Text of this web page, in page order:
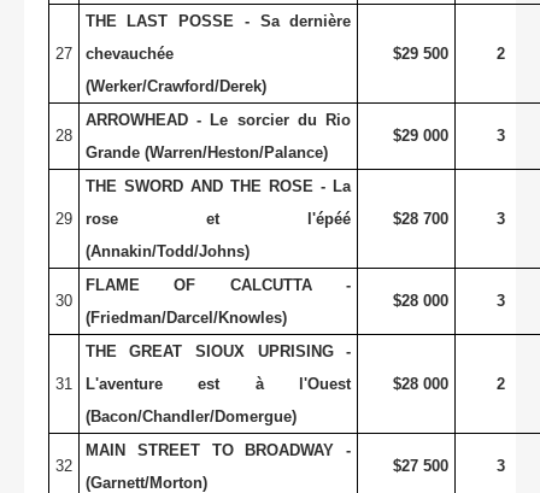
27
THE LAST POSSE - Sa dernière
chevauchée
(Werker/Crawford/Derek)
$29 500 2
28
ARROWHEAD - Le sorcier du Rio
Grande (Warren/Heston/Palance)
$29 000 3
29
THE SWORD AND THE ROSE - La
rose et l'épéé
(Annakin/Todd/Johns)
$28 700 3
30
FLAME OF CALCUTTA -
(Friedman/Darcel/Knowles)
$28 000 3
31
THE GREAT SIOUX UPRISING -
L'aventure est à l'Ouest
(Bacon/Chandler/Domergue)
$28 000 2
32
MAIN STREET TO BROADWAY -
(Garnett/Morton)
$27 500 3